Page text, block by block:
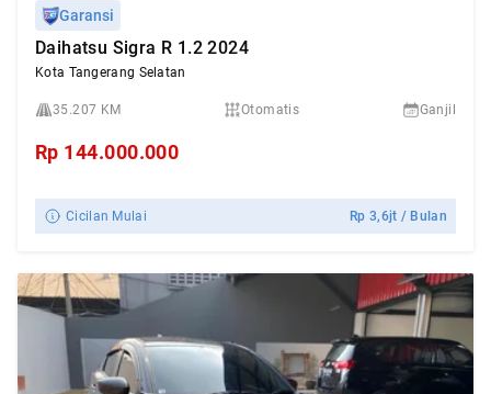
Garansi
Daihatsu Sigra R 1.2 2024
Kota Tangerang Selatan
35.207 KM Otomatis Ganjil
Rp 144.000.000
Cicilan Mulai Rp3,6jt / Bulan